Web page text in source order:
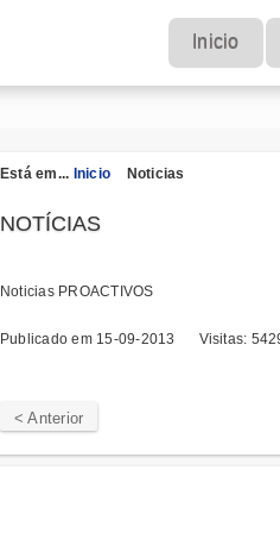
Inicio
Está em... Inicio Noticias
NOTÍCIAS
Noticias PROACTIVOS
Publicado em 15-09-2013 Visitas:
< Anterior